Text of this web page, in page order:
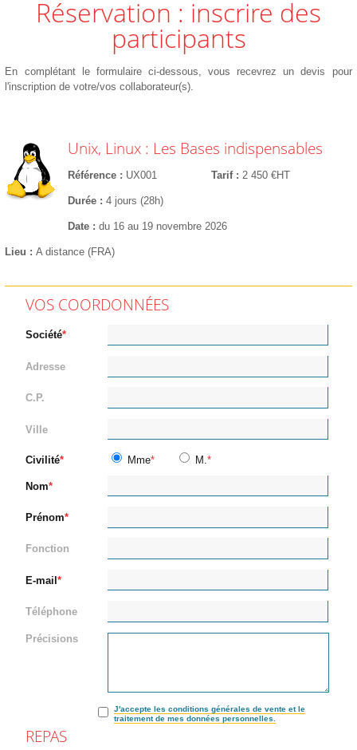
Réservation : inscrire des
participants
En complétant le formulaire ci-dessous, vous recevrez un devis pour
l'inscription de votre/vos collaborateur(s).
Unix, Linux : Les Bases indispensables
Référence UX001 Tarif 2 450 €HT
Durée 4 jours (28h)
Date du 16 au 19 novembre 2026
Lieu A distance (FRA)
VOS COORDONNÉES
Société
Adresse
C.P.
Ville
Civilité Mme M.
Nom
Prénom
Fonction
E-mail
Téléphone
Précisions
J'accepte les conditions générales de vente et le
traitement de mes données personnelles.
REPAS